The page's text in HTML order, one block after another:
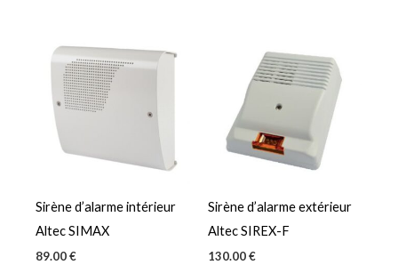
Sirène d’alarme intérieur
Altec SIMAX
89.00€
Sirène d’alarme extérieur
Altec SIREX-F
130.00€